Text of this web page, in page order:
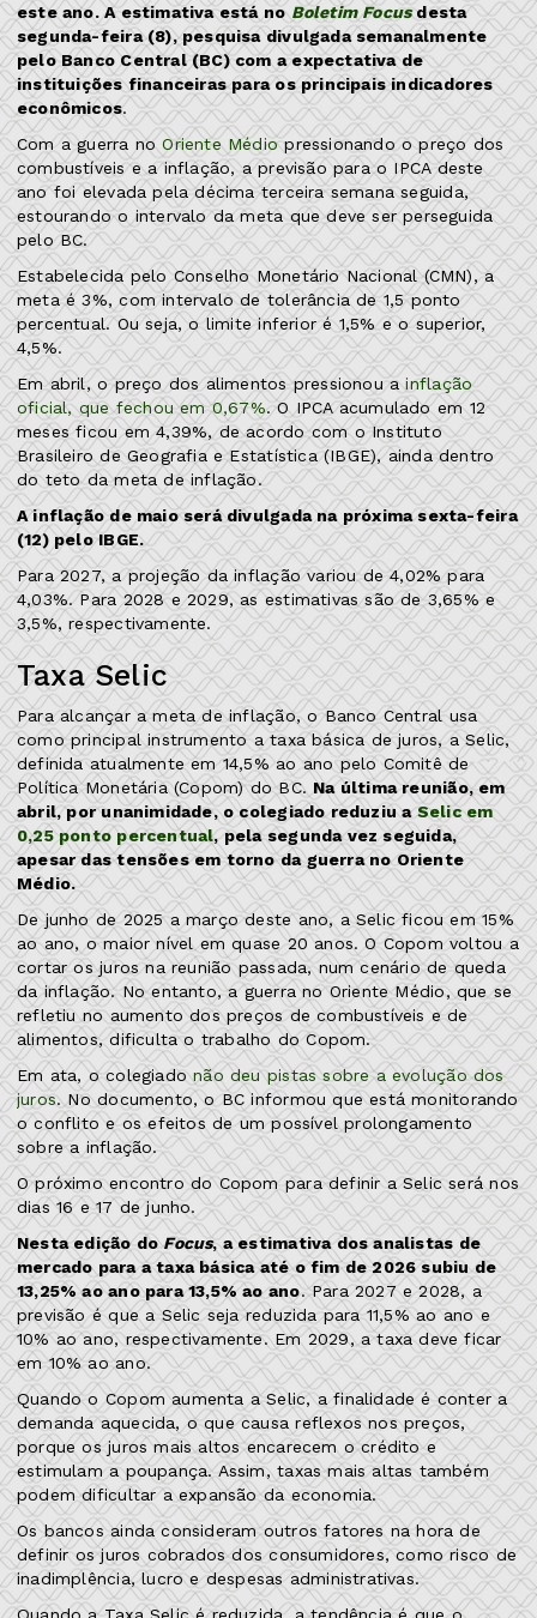
este ano. A estimativa está no Boletim Focusdesta
segunda-feira (8), pesquisa divulgada semanalmente
pelo Banco Central (BC) com a expectativa de
instituições financeiras para os principais indicadores
econômicos.
Com a guerra noOriente Médiopressionando o preço dos
combustíveis e a inflação, a previsão para o IPCA deste
ano foi elevada pela décima terceira semana seguida,
estourando o intervalo da meta que deve ser perseguida
pelo BC.
Estabelecida pelo Conselho Monetário Nacional (CMN), a
meta é 3%, com intervalo de tolerância de 1,5 ponto
percentual. Ou seja, o limite inferior é 1,5% e o superior,
4,5%.
Em abril, o preço dos alimentos pressionou a inflação
oficial, que fechou em 0,67%. O IPCA acumulado em 12
meses ficou em 4,39%, de acordo com o Instituto
Brasileiro de Geografia e Estatística (IBGE), ainda dentro
do teto da meta de inflação.
A inflação de maio será divulgada na próxima sexta-feira
(12) pelo IBGE.
Para 2027, a projeção da inflação variou de 4,02% para
4,03%. Para 2028 e 2029, as estimativas são de 3,65% e
3,5%, respectivamente.
Taxa Selic
Para alcançar a meta de inflação, o Banco Central usa
como principal instrumento a taxa básica de juros, a Selic,
definida atualmente em 14,5% ao ano pelo Comitê de
Política Monetária (Copom) do BC. Na última reunião, em
abril, por unanimidade, o colegiado reduziu a Selic em
0,25 ponto percentual, pela segunda vez seguida,
apesar das tensões em torno da guerra no Oriente
Médio.
De junho de 2025 a março deste ano, a Selic ficou em 15%
ao ano, o maior nível em quase 20 anos. O Copom voltou a
cortar os juros na reunião passada, num cenário de queda
da inflação. No entanto, a guerra no Oriente Médio, que se
refletiu no aumento dos preços de combustíveis e de
alimentos, dificulta o trabalho do Copom.
Em ata, o colegiadonão deu pistas sobre a evolução dos
juros. No documento, o BC informou que está monitorando
o conflito e os efeitos de um possível prolongamento
sobre a inflação.
O próximo encontro do Copom para definir a Selic será nos
dias 16 e 17 de junho.
Nesta edição doFocus, a estimativa dos analistas de
mercado para a taxa básica até o fim de 2026 subiu de
13,25% ao ano para 13,5% ao ano. Para 2027 e 2028, a
previsão é que a Selic seja reduzida para 11,5% ao ano e
10% ao ano, respectivamente. Em 2029, a taxa deve ficar
em 10% ao ano.
Quando o Copom aumenta a Selic, a finalidade é conter a
demanda aquecida, o que causa reflexos nos preços,
porque os juros mais altos encarecem o crédito e
estimulam a poupança. Assim, taxas mais altas também
podem dificultar a expansão da economia.
Os bancos ainda consideram outros fatores na hora de
definir os juros cobrados dos consumidores, como risco de
inadimplência, lucro e despesas administrativas.